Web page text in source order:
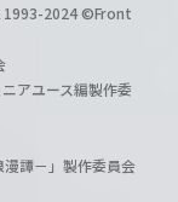
1993-2024 ©Front
アユース編製作委
譚－」製作委員会